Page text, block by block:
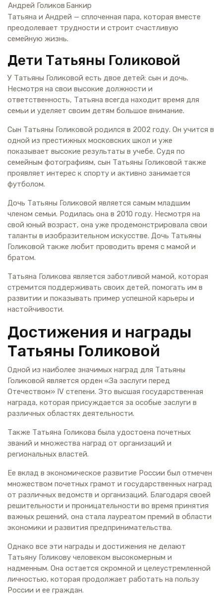
Андрей Голиков Банкир
Татьяна и Андрей — сплоченная пара, которая вместе
преодолевает трудности и строит счастливую
семейную жизнь.
Дети Татьяны Голиковой
У Татьяны Голиковой есть двое детей: сын и дочь.
Несмотря на свои высокие должности и
ответственность, Татьяна всегда находит время для
семьи и уделяет своим детям большое внимание.
Сын Татьяны Голиковой родился в 2002 году. Он учится в
одной из престижных московских школ и уже
показывает высокие результаты в учебе. Судя по
семейным фотографиям, сын Татьяны Голиковой также
проявляет интерес к спорту и активно занимается
футболом.
Дочь Татьяны Голиковой является самым младшим
членом семьи. Родилась она в 2010 году. Несмотря на
свой юный возраст, она уже продемонстрировала свои
таланты в изобразительном искусстве. Дочь Татьяны
Голиковой также любит проводить время с мамой и
братом.
Татьяна Голикова является заботливой мамой, которая
стремится поддерживать своих детей, помогать им в
развитии и показывать пример успешной карьеры и
настойчивости.
Достижения и награды
Татьяны Голиковой
Одной из наиболее значимых наград для Татьяны
Голиковой является орден «За заслуги перед
Отечеством» IV степени. Это высшая государственная
награда, которая присуждается за особые заслуги в
различных областях деятельности.
Также Татьяна Голикова была удостоена почетных
званий и множества наград от организаций и
региональных властей.
Ее вклад в экономическое развитие России был отмечен
множеством почетных грамот и государственных наград
от различных ведомств и организаций. Благодаря своей
решительности и проницательности во время принятия
важных решений, она стала лауреатом премий в области
экономики и развития предпринимательства.
Однако все эти награды и достижения не делают
Татьяну Голикову человеком высокомерным и
надменным. Она остается скромной и целеустремленной
личностью, которая продолжает работать на пользу
России и ее граждан.